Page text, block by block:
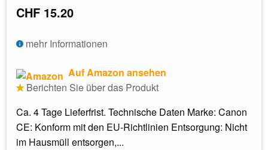
CHF 15.20
mehr Informationen
Auf Amazon ansehen
Berichten Sie über das Produkt
Ca. 4 Tage Lieferfrist. Technische Daten Marke: Canon
CE: Konform mit den EU-Richtlinien Entsorgung: Nicht
im Hausmüll entsorgen,...